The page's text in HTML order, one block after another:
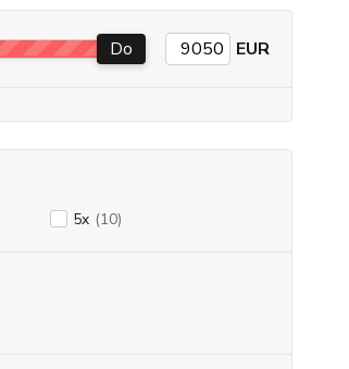
Do EUR
5x (10)